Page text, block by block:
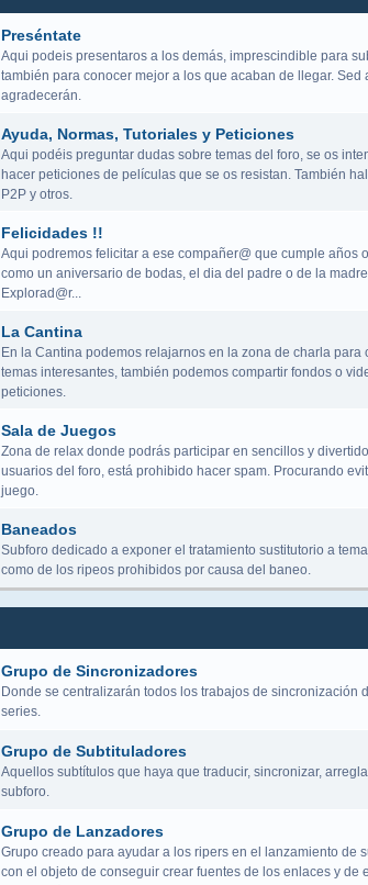
Preséntate
Aqui podeis presentaros a los demás, imprescindible para
también para conocer mejor a los que acaban de llegar. Sed
agradecerán.
Ayuda, Normas, Tutoriales y Peticiones
Aqui podéis preguntar dudas sobre temas del foro, se os
hacer peticiones de películas que se os resistan. También
P2P y otros.
Felicidades !!
Aqui podremos felicitar a ese compañer@ que cumple años
como un aniversario de bodas, el dia del padre o de la
Explorad@r...
La Cantina
En la Cantina podemos relajarnos en la zona de charla para
temas interesantes, también podemos compartir fondos o
peticiones.
Sala de Juegos
Zona de relax donde podrás participar en sencillos y
usuarios del foro, está prohibido hacer spam. Procurando
juego.
Baneados
Subforo dedicado a exponer el tratamiento sustitutorio a
como de los ripeos prohibidos por causa del baneo.
Grupo de Sincronizadores
Donde se centralizarán todos los trabajos de sincronización
series.
Grupo de Subtituladores
Aquellos subtítulos que haya que traducir, sincronizar,
subforo.
Grupo de Lanzadores
Grupo creado para ayudar a los ripers en el lanzamiento de
con el objeto de conseguir crear fuentes de los enlaces y de